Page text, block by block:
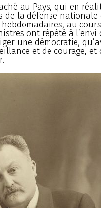
au Pays, qui en
de la défense nationale
au
ont répété à l’envi
une démocratie,
et de courage, et